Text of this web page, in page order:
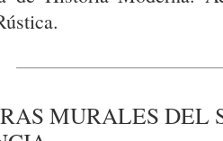
MURALES DEL